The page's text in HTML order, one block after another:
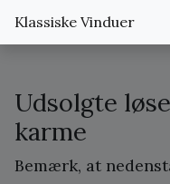
Klassiske Vinduer
Udsolgte
karme
Bemærk, at